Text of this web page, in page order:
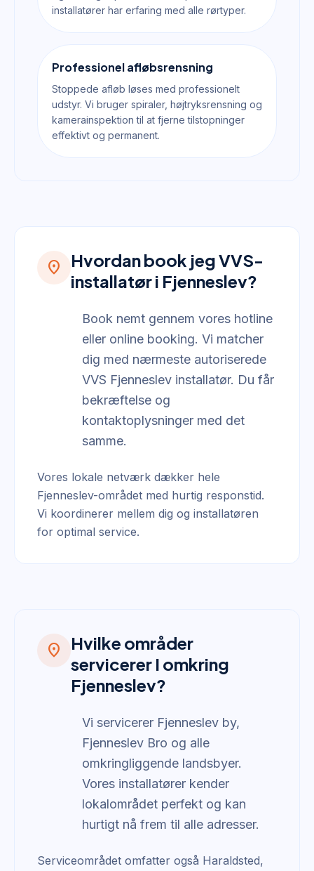
installatører har erfaring med alle rørtyper.
Professionel afløbsrensning
Stoppede afløb løses med professionelt
udstyr. Vi bruger spiraler, højtryksrensning og
kamerainspektion til at fjerne tilstopninger
effektivt og permanent.
location_on
Hvordan book jeg VVS-
installatør i Fjenneslev?
Book nemt gennem vores hotline
eller online booking. Vi matcher
dig med nærmeste autoriserede
VVS Fjenneslev installatør. Du får
bekræftelse og
kontaktoplysninger med det
samme.
Vores lokale netværk dækker hele
Fjenneslev-området med hurtig responstid.
Vi koordinerer mellem dig og installatøren
for optimal service.
location_on
Hvilke områder
servicerer I omkring
Fjenneslev?
Vi servicerer Fjenneslev by,
Fjenneslev Bro og alle
omkringliggende landsbyer.
Vores installatører kender
lokalområdet perfekt og kan
hurtigt nå frem til alle adresser.
Serviceområdet omfatter også Haraldsted,